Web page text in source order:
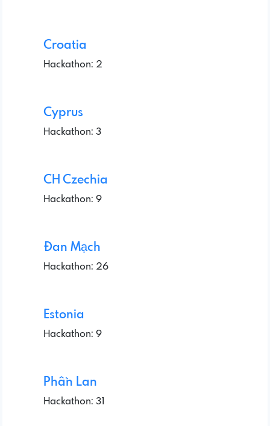
Croatia
Hackathon: 2
Cyprus
Hackathon: 3
CH Czechia
Hackathon: 9
Đan Mạch
Hackathon: 26
Estonia
Hackathon: 9
Phần Lan
Hackathon: 31